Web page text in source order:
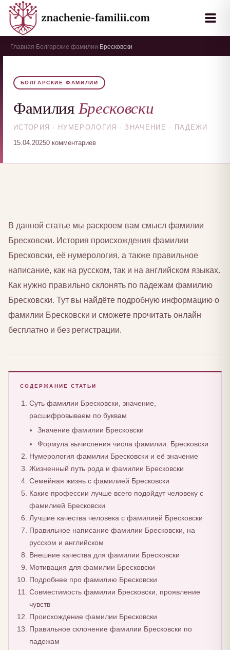
Главная Болгарские фамилии Бресковски
БОЛГАРСКИЕ ФАМИЛИИ
ФамилияБресковски
ИСТОРИЯ · НУМЕРОЛОГИЯ · ЗНАЧЕНИЕ · ПАДЕЖИ
15.04.20250 комментариев
В данной статье мы раскроем вам смысл фамилии
Бресковски. История происхождения фамилии
Бресковски, её нумерология, а также правильное
написание, как на русском, так и на английском языках.
Как нужно правильно склонять по падежам фамилию
Бресковски. Тут вы найдёте подробную информацию о
фамилии Бресковски и сможете прочитать онлайн
бесплатно и без регистрации.
СОДЕРЖАНИЕ СТАТЬИ
Суть фамилии Бресковски, значение,
расшифровываем по буквам
Значение фамилии Бресковски
Формула вычисления числа фамилии: Бресковски
Нумерология фамилии Бресковски и её значение
Жизненный путь рода и фамилии Бресковски
Семейная жизнь с фамилией Бресковски
Какие профессии лучше всего подойдут человеку с
фамилией Бресковски
Лучшие качества человека с фамилией Бресковски
Правильное написание фамилии Бресковски, на
русском и английском
Внешние качества для фамилии Бресковски
Мотивация для фамилии Бресковски
Подробнее про фамилию Бресковски
Совместимость фамилии Бресковски, проявление
чувств
Происхождение фамилии Бресковски
Правильное склонение фамилии Бресковски по
падежам